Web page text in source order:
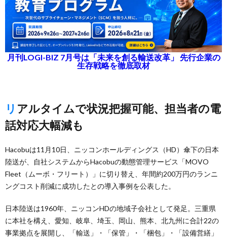
月刊LOGI-BIZ 7月号は「未来を創る輸送改革」 先行企業の
生存戦略を徹底取材
リアルタイムで状況把握可能、担当者の電
話対応大幅減も
Hacobuは11月10日、ニッコンホールディングス（HD）傘下の日本
陸送が、自社システムからHacobuの動態管理サービス「MOVO
Fleet（ムーボ・フリート）」に切り替え、年間約200万円のランニ
ングコスト削減に成功したとの導入事例を公表した。
日本陸送は1960年、ニッコンHDの地域子会社として発足。三重県
に本社を構え、愛知、岐阜、埼玉、岡山、熊本、北九州に合計22の
事業拠点を展開し、「輸送」・「保管」・「梱包」・「設備営繕」